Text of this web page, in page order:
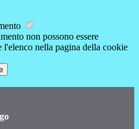
non possono essere
nella pagina della cookie